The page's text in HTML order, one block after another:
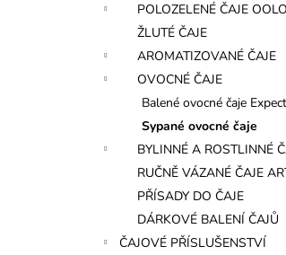
POLOZELENÉ ČAJE
ŽLUTÉ ČAJE
AROMATIZOVANÉ ČAJE
OVOCNÉ ČAJE
Balené ovocné čaje Expect
Sypané ovocné čaje
BYLINNÉ A ROSTLINNÉ
RUČNĚ VÁZANÉ ČAJE
PŘÍSADY DO ČAJE
DÁRKOVÉ BALENÍ ČAJŮ
ČAJOVÉ PŘÍSLUŠENSTVÍ